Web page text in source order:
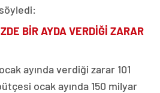
BİR AYDA VERDİĞİ ZARAR
ayında verdiği zarar 101
ocak ayında 150 milyar